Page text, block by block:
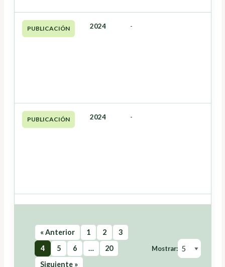
PUBLICACIÓN 2024 -
PUBLICACIÓN 2024 -
« Anterior 1 2
3
4
5 6 …
20
Siguiente »
Mostrar: